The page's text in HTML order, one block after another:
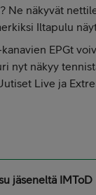
Ne näkyvät
Iltapulu
EPGt
nyt näkyy
Live ja
jäseneltä IMToD